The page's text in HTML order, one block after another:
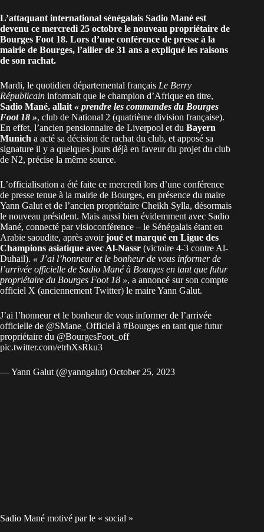
L’attaquant international sénégalais Sadio Mané est
devenu ce mercredi 25 octobre le nouveau propriétaire de
Bourges Foot 18. Lors d’une conférence de presse à la
mairie de Bourges, l’ailier de 31 ans a expliqué les raisons
de son rachat.
Mardi, le quotidien départemental français Le Berry
Républicain informait que le champion d’Afrique en titre,
Sadio Mané, allait « prendre les commandes du Bourges
Foot 18 », club de National 2 (quatrième division française).
En effet, l’ancien pensionnaire de Liverpool et du Bayern
Munich a acté sa décision de rachat du club, et apposé sa
signature il y a quelques jours déjà en faveur du projet du club
de N2, précise la même source.
L’officialisation a été faite ce mercredi lors d’une conférence
de presse tenue à la mairie de Bourges, en présence du maire
Yann Galut et de l’ancien propriétaire Cheikh Sylla, désormais
le nouveau président. Mais aussi bien évidemment avec Sadio
Mané, connecté par visioconférence – le Sénégalais étant en
Arabie saoudite, après avoirjoué et marqué en Ligue des
Champions asiatique avec Al-Nassr (victoire 4-3 contre Al-
Duhail). « J’ai l’honneur et le bonheur de vous informer de
l’arrivée officielle de Sadio Mané à Bourges en tant que futur
propriétaire du Bourges Foot 18 », a annoncé sur son compte
officiel X (anciennement Twitter) le maire Yann Galut.
J’ai l’honneur et le bonheur de vous informer de l’arrivée
officielle de @SMane_Officiel à #Bourges en tant que futur
propriétaire du @BourgesFoot_off
pic.twitter.com/etrhXsRku3
— Yann Galut (@yanngalut) October 25, 2023
Sadio Mané motivé par le « social »